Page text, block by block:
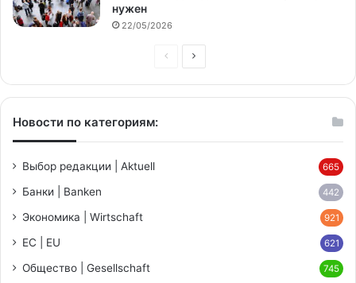
нужен
22/05/2026
Предыдущая
Следующая
Новости по категориям:
Выбор редакции | Aktuell 665
Банки | Banken 442
Экономика | Wirtschaft 921
ЕС | EU 621
Общество | Gesellschaft 745